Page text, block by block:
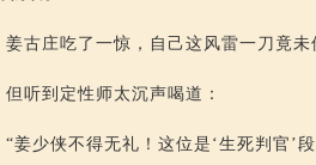
姜古庄吃了一惊，自己这风雷一刀竟
但听到定性师太沉声喝道：
“姜少侠不得无礼！这位是‘生死判官’